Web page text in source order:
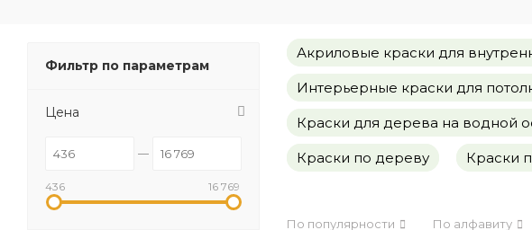
Акриловые краски для
Интерьерные краски для
Краски для дерева на водной
Краски по дереву Краски
По популярности По алфавиту
Фильтр по параметрам
Цена
436 16 769